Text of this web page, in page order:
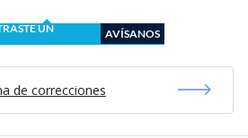
UN
AVÍSANOS
de correcciones